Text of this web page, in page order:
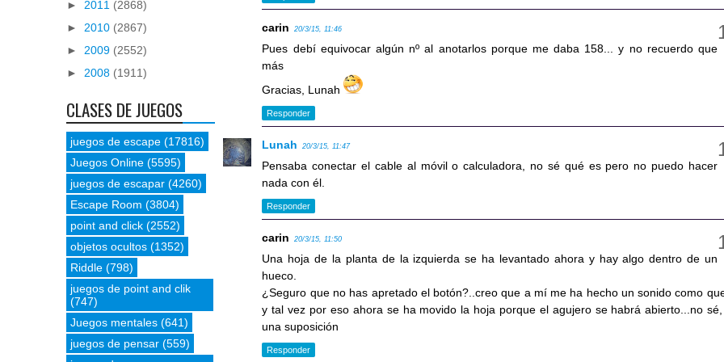
carin 20/3/15, 11:46
Pues debí equivocar algún nº al anotarlos porque me daba 158... y no recuerdo que
más
Gracias, Lunah
Responder
Lunah 20/3/15, 11:47
Pensaba conectar el cable al móvil o calculadora, no sé qué es pero no puedo hacer
nada con él.
Responder
carin 20/3/15, 11:50
Una hoja de la planta de la izquierda se ha levantado ahora y hay algo dentro de un
hueco.
¿Seguro que no has apretado el botón?..creo que a mí me ha hecho un sonido como
y tal vez por eso ahora se ha movido la hoja porque el agujero se habrá abierto...no
una suposición
Responder
► 2011 (2868)
► 2010 (2867)
► 2009 (2552)
► 2008 (1911)
CLASES DE JUEGOS
juegos de escape (17816)
Juegos Online (5595)
juegos de escapar (4260)
Escape Room (3804)
point and click (2552)
objetos ocultos (1352)
Riddle (798)
juegos de point and clik
(747)
Juegos mentales (641)
juegos de pensar (559)